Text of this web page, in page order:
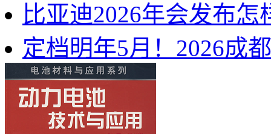
比亚迪2026年会发布
定档明年5月！2026成